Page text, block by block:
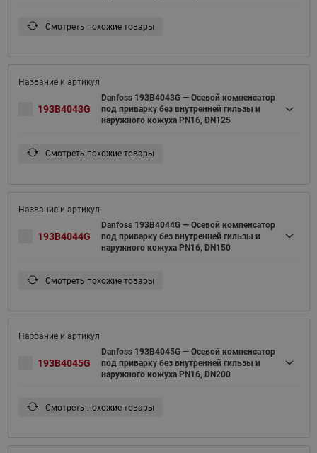
Смотреть похожие товары
193B4043G
Danfoss 193B4043G — Осевой компенсатор
под приварку без внутренней гильзы и
наружного кожуха PN16, DN125
Смотреть похожие товары
193B4044G
Danfoss 193B4044G — Осевой компенсатор
под приварку без внутренней гильзы и
наружного кожуха PN16, DN150
Смотреть похожие товары
193B4045G
Danfoss 193B4045G — Осевой компенсатор
под приварку без внутренней гильзы и
наружного кожуха PN16, DN200
Смотреть похожие товары